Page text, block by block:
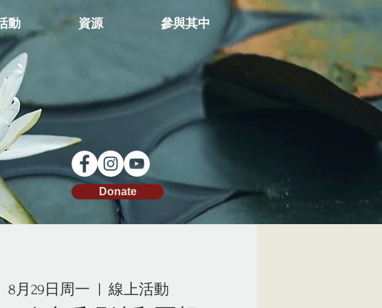
動 資源 參與其中
Donate
8月29日周一 線上活動